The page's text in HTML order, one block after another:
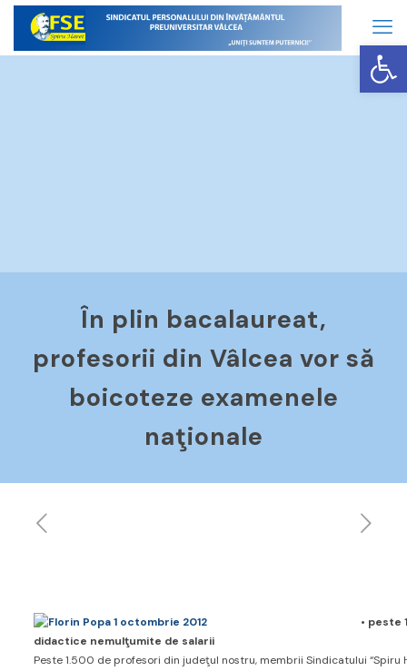
În plin bacalaureat,
profesorii din Vâlcea vor să
boicoteze examenele
naţionale
• peste
didactice nemulţumite de salarii
Peste 1.500 de profesori din judeţul nostru, membrii Sindicatului